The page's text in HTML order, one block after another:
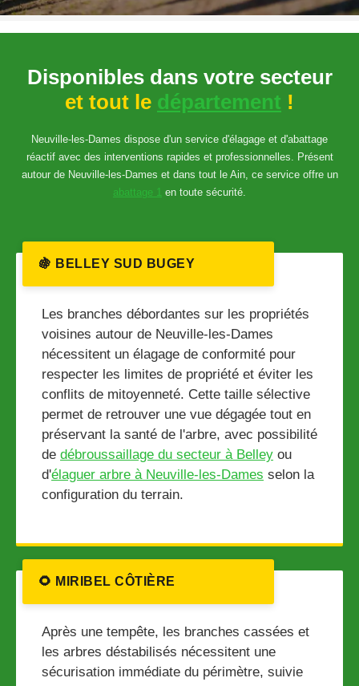
Disponibles dans votre secteur
et tout le département !
Neuville-les-Dames dispose d'un service d'élagage et d'abattage
réactif avec des interventions rapides et professionnelles. Présent
autour de Neuville-les-Dames et dans tout le Ain, ce service offre un
abattage 1 en toute sécurité.
🍇 BELLEY SUD BUGEY
Les branches débordantes sur les propriétés
voisines autour de Neuville-les-Dames
nécessitent un élagage de conformité pour
respecter les limites de propriété et éviter les
conflits de mitoyenneté. Cette taille sélective
permet de retrouver une vue dégagée tout en
préservant la santé de l'arbre, avec possibilité
de débroussaillage du secteur à Belley ou
d'élaguer arbre à Neuville-les-Dames selon la
configuration du terrain.
🌻 MIRIBEL CÔTIÈRE
Après une tempête, les branches cassées et
les arbres déstabilisés nécessitent une
sécurisation immédiate du périmètre, suivie